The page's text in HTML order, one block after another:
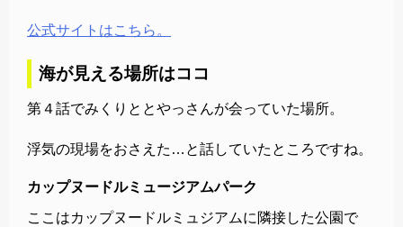
公式サイトはこちら。
海が見える場所はココ
第４話でみくりととやっさんが会っていた場所。
浮気の現場をおさえた…と話していたところですね。
カップヌードルミュージアムパーク
ここはカップヌードルミュジアムに隣接した公園で